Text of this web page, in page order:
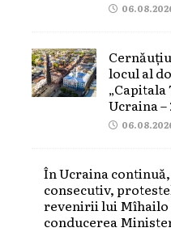
locul al
Ucraina –
În Ucraina continuă,
consecutiv,
revenirii lui Mîhailo
conducerea